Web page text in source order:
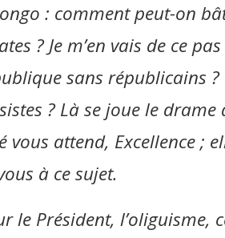
: comment peut-on
? Je m’en vais de ce
sans républicains
? Là se joue le
vous attend, Excellence ;
à ce sujet.
le Président, l’oliguisme,